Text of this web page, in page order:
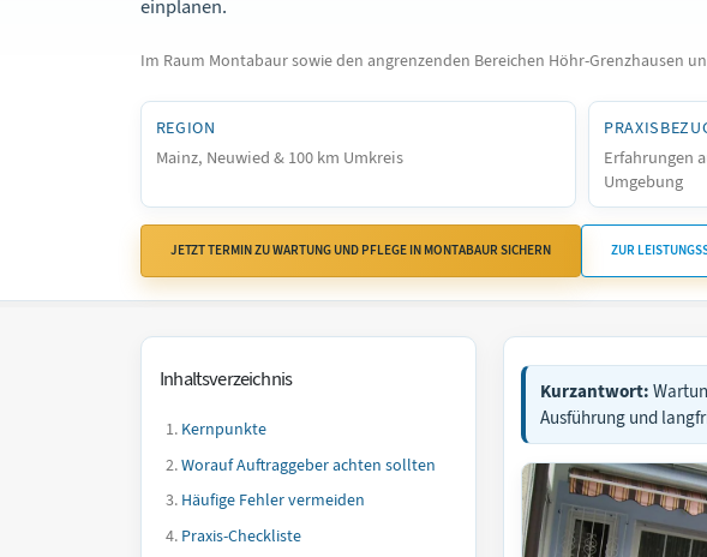
einplanen.
Im Raum Montabaur sowie den angrenzenden Bereichen Höhr-Grenzhausen
REGION
Mainz, Neuwied & 100 km Umkreis
Erfahrungen
Umgebung
JETZT TERMIN ZU WARTUNG UND PFLEGE IN MONTABAUR SICHERN ZUR
Inhaltsverzeichnis
Kernpunkte
Worauf Auftraggeber achten sollten
Häufige Fehler vermeiden
Praxis-Checkliste
Kurzantwort:
Ausführung und